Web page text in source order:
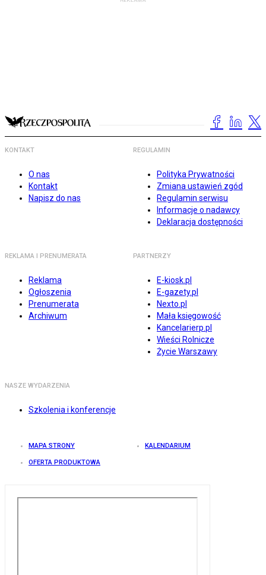
KONTAKT
O nas
Kontakt
Napisz do nas
REGULAMIN
Polityka Prywatności
Zmiana ustawień zgód
Regulamin serwisu
Informacje o nadawcy
Deklaracja dostępności
REKLAMA I PRENUMERATA
Reklama
Ogłoszenia
Prenumerata
Archiwum
PARTNERZY
E-kiosk.pl
E-gazety.pl
Nexto.pl
Mała księgowość
Kancelarierp.pl
Wieści Rolnicze
Życie Warszawy
NASZE WYDARZENIA
Szkolenia i konferencje
MAPA STRONY KALENDARIUM
OFERTA PRODUKTOWA